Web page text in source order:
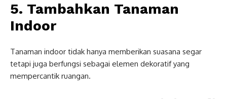
5. Tambahkan Tanaman
Indoor
Tanaman indoor tidak hanya memberikan suasana segar
tetapi juga berfungsi sebagai elemen dekoratif yang
mempercantik ruangan.